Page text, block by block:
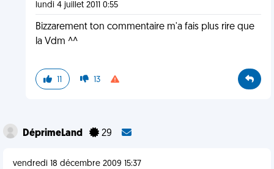
lundi 4 juillet 2011 0:55
Bizzarement ton commentaire m'a fais plus rire que
la Vdm ^^
11 13
DéprimeLand 29
vendredi 18 décembre 2009 15:37